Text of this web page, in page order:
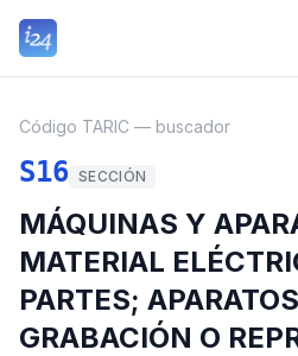
Código TARIC — buscador
S16 SECCIÓN
MÁQUINAS Y
MATERIAL
PARTES;
GRABACIÓN O